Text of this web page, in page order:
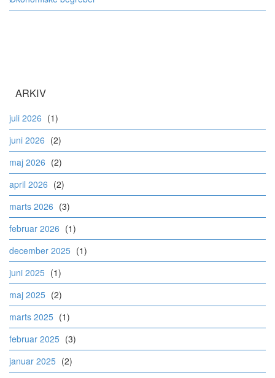
ARKIV
juli 2026 (1)
juni 2026 (2)
maj 2026 (2)
april 2026 (2)
marts 2026 (3)
februar 2026 (1)
december 2025 (1)
juni 2025 (1)
maj 2025 (2)
marts 2025 (1)
februar 2025 (3)
januar 2025 (2)